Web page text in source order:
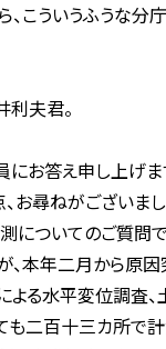
、こういうふうな
夫君。
答え申し上げま
お尋ねがございまし
についてのご質問で
本年二月から原
る水平変位調査
二百十三カ所で計